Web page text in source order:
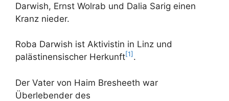
Darwish, Ernst Wolrab und Dalia Sarig einen
Kranz nieder.
Roba Darwish ist Aktivistin in Linz und
palästinensischer Herkunft[1] .
Der Vater von Haim Bresheeth war
Überlebender des